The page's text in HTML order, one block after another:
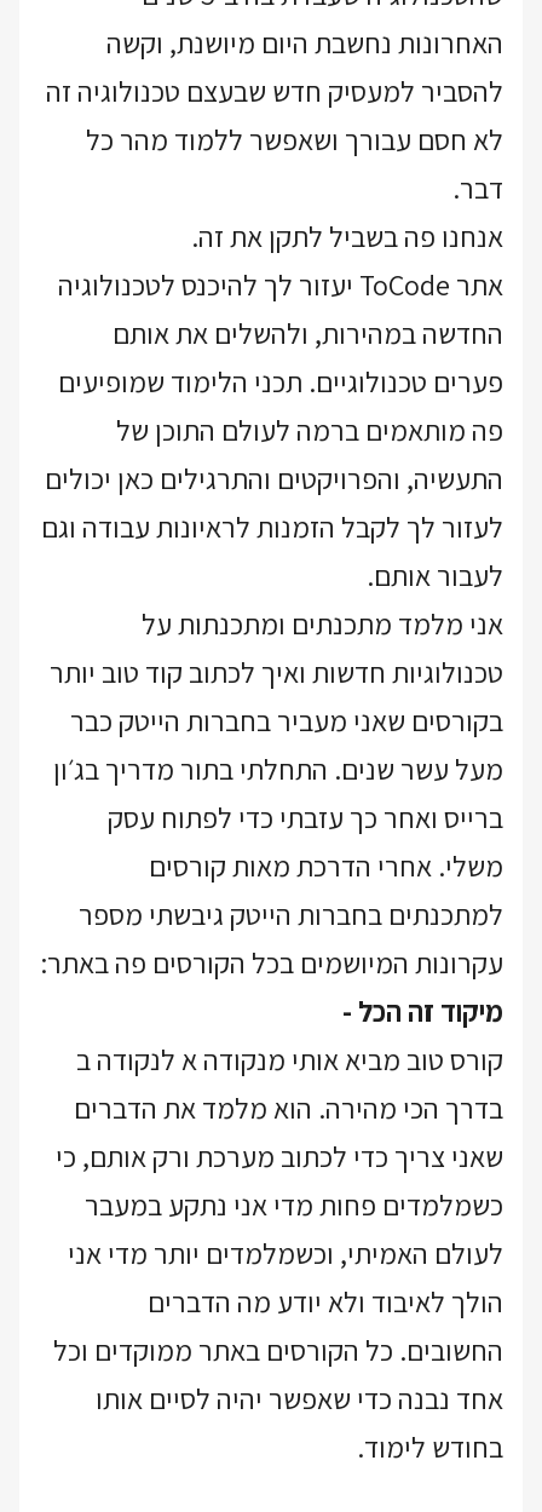
האחרונות נחשבת היום מיושנת, וקשה
להסביר למעסיק חדש שבעצם טכנולוגיה זה
לא חסם עבורך ושאפשר ללמוד מהר כל
דבר.
אנחנו פה בשביל לתקן את זה.
אתר ToCode יעזור לך להיכנס לטכנולוגיה
החדשה במהירות, ולהשלים את אותם
פערים טכנולוגיים. תכני הלימוד שמופיעים
פה מותאמים ברמה לעולם התוכן של
התעשיה, והפרויקטים והתרגילים כאן יכולים
לעזור לך לקבל הזמנות לראיונות עבודה וגם
לעבור אותם.
אני מלמד מתכנתים ומתכנתות על
טכנולוגיות חדשות ואיך לכתוב קוד טוב יותר
בקורסים שאני מעביר בחברות הייטק כבר
מעל עשר שנים. התחלתי בתור מדריך בג׳ון
ברייס ואחר כך עזבתי כדי לפתוח עסק
משלי. אחרי הדרכת מאות קורסים
למתכנתים בחברות הייטק גיבשתי מספר
עקרונות המיושמים בכל הקורסים פה באתר:
מיקוד זה הכל -
קורס טוב מביא אותי מנקודה א לנקודה ב
בדרך הכי מהירה. הוא מלמד את הדברים
שאני צריך כדי לכתוב מערכת ורק אותם, כי
כשמלמדים פחות מדי אני נתקע במעבר
לעולם האמיתי, וכשמלמדים יותר מדי אני
הולך לאיבוד ולא יודע מה הדברים
החשובים. כל הקורסים באתר ממוקדים וכל
אחד נבנה כדי שאפשר יהיה לסיים אותו
בחודש לימוד.